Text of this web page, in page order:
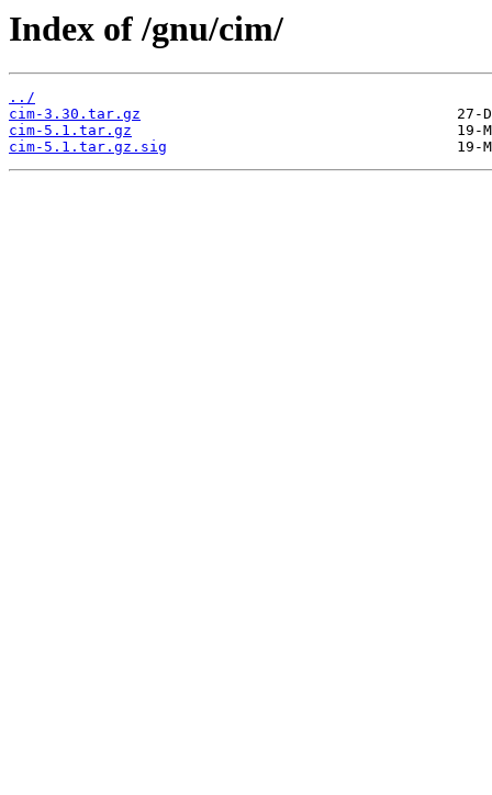
Index of /gnu/cim/
../
cim-3.30.tar.gz
cim-5.1.tar.gz
cim-5.1.tar.gz.sig